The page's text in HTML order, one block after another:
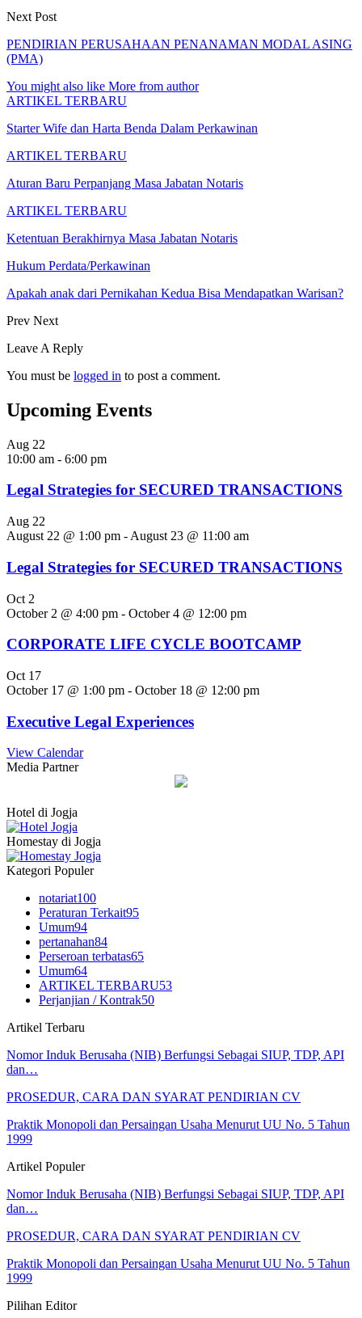
Next Post
PENDIRIAN PERUSAHAAN PENANAMAN MODAL ASING
(PMA)
You might also like More from author
ARTIKEL TERBARU
Starter Wife dan Harta Benda Dalam Perkawinan
ARTIKEL TERBARU
Aturan Baru Perpanjang Masa Jabatan Notaris
ARTIKEL TERBARU
Ketentuan Berakhirnya Masa Jabatan Notaris
Hukum Perdata/Perkawinan
Apakah anak dari Pernikahan Kedua Bisa Mendapatkan Warisan?
Prev Next
Leave A Reply
You must be logged in to post a comment.
Upcoming Events
Aug 22
10:00 am - 6:00 pm
Legal Strategies for SECURED TRANSACTIONS
Aug 22
August 22 @ 1:00 pm - August 23 @ 11:00 am
Legal Strategies for SECURED TRANSACTIONS
Oct 2
October 2 @ 4:00 pm - October 4 @ 12:00 pm
CORPORATE LIFE CYCLE BOOTCAMP
Oct 17
October 17 @ 1:00 pm - October 18 @ 12:00 pm
Executive Legal Experiences
View Calendar
Media Partner
Hotel di Jogja
Homestay di Jogja
Kategori Populer
notariat100
Peraturan Terkait95
Umum94
pertanahan84
Perseroan terbatas65
Umum64
ARTIKEL TERBARU53
Perjanjian / Kontrak50
Artikel Terbaru
Nomor Induk Berusaha (NIB) Berfungsi Sebagai SIUP, TDP, API
dan…
PROSEDUR, CARA DAN SYARAT PENDIRIAN CV
Praktik Monopoli dan Persaingan Usaha Menurut UU No. 5 Tahun
1999
Artikel Populer
Nomor Induk Berusaha (NIB) Berfungsi Sebagai SIUP, TDP, API
dan…
PROSEDUR, CARA DAN SYARAT PENDIRIAN CV
Praktik Monopoli dan Persaingan Usaha Menurut UU No. 5 Tahun
1999
Pilihan Editor